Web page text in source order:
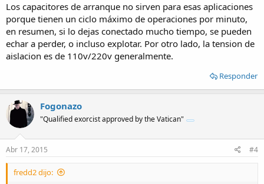
Los capacitores de arranque no sirven para esas aplicaciones
porque tienen un ciclo máximo de operaciones por minuto,
en resumen, si lo dejas conectado mucho tiempo, se pueden
echar a perder, o incluso explotar. Por otro lado, la tension de
aislacion es de 110v/220v generalmente.
Responder
Fogonazo
"Qualified exorcist approved by the Vatican"
Abr 17, 2015 #4
fredd2 dijo: